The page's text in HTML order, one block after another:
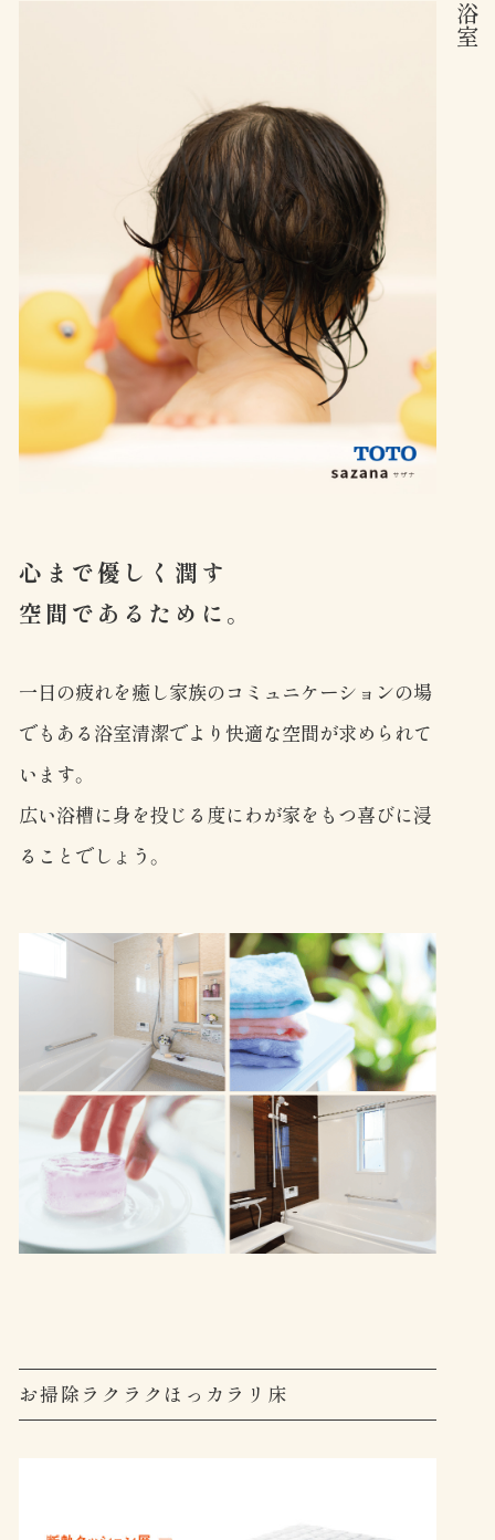
心まで優しく潤す
空間であるために。
一日の疲れを癒し家族のコミュニケーションの場
でもある浴室清潔でより快適な空間が求められて
います。
広い浴槽に身を投じる度にわが家をもつ喜びに浸
ることでしょう。
お掃除ラクラクほっカラリ床
浴室